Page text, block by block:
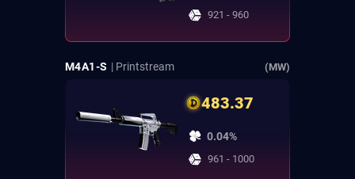
921 - 960
M4A1-S | Printstream (MW)
483.37
0.04%
961 - 1000